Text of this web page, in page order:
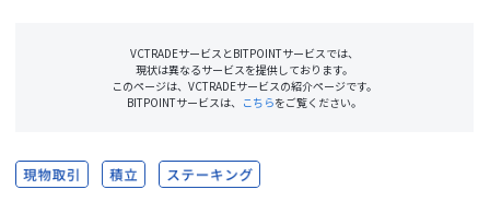
VCTRADEサービスとBITPOINTサービスでは、
現状は異なるサービスを提供しております。
このページは、VCTRADEサービスの紹介ページです。
BITPOINTサービスは、 こちらをご覧ください。